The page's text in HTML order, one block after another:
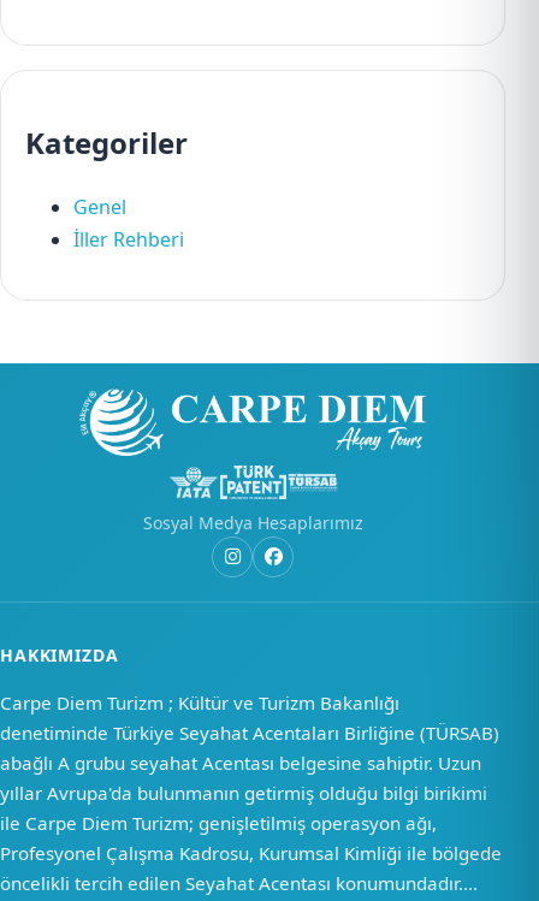
Kategoriler
Genel
İller Rehberi
Sosyal Medya Hesaplarımız
HAKKIMIZDA
Carpe Diem Turizm ; Kültür ve Turizm Bakanlığı
denetiminde Türkiye Seyahat Acentaları Birliğine (TÜRSAB)
abağlı A grubu seyahat Acentası belgesine sahiptir. Uzun
yıllar Avrupa'da bulunmanın getirmiş olduğu bilgi birikimi
ile Carpe Diem Turizm; genişletilmiş operasyon ağı,
Profesyonel Çalışma Kadrosu, Kurumsal Kimliği ile bölgede
öncelikli tercih edilen Seyahat Acentası konumundadır....